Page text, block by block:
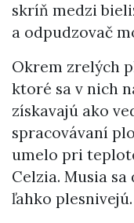
skríň medzi
a odpudzovač
Okrem zrelých
ktoré sa v nich
získavajú ako
spracovávaní
umelo pri
Celzia. Musia
ľahko plesnivejú.